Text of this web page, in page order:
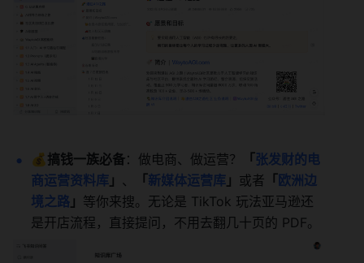
💰搞钱一族必备：做电商、做运营？ 「 张发财的电
商运营资料库 」 、 「 新媒体运营库 」 或者 「 欧洲边
境之路 」 等你来搜。无论是 TikTok 玩法亚马逊还
是开店流程，直接提问，不用去翻几十页的 PDF。